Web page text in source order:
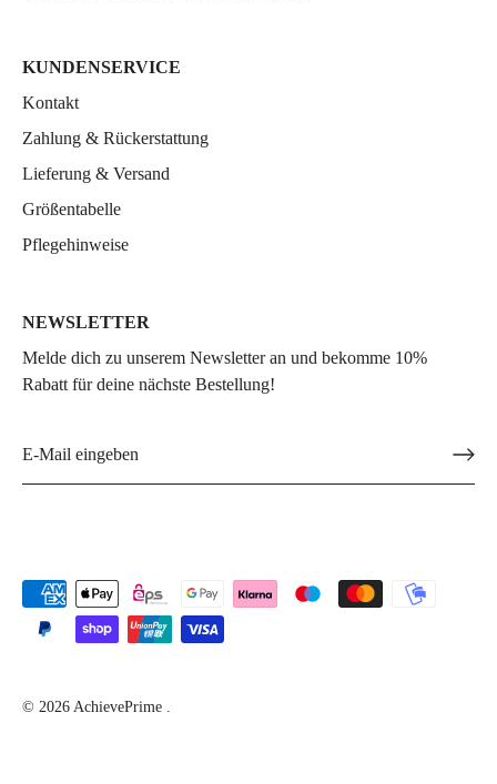
KUNDENSERVICE
Kontakt
Zahlung & Rückerstattung
Lieferung & Versand
Größentabelle
Pflegehinweise
NEWSLETTER
Melde dich zu unserem Newsletter an und bekomme 10%
Rabatt für deine nächste Bestellung!
© 2026 AchievePrime .